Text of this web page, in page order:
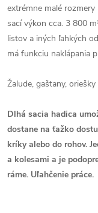
extrémne malé
sací výkon cca. 3 800
listov a iných ľahkých
má funkciu naklápania
Žalude, gaštany,
Dlhá sacia hadica
dostane na ťažko
kríky alebo do rohov.
a kolesami a je
ráme. Uľahčenie práce.